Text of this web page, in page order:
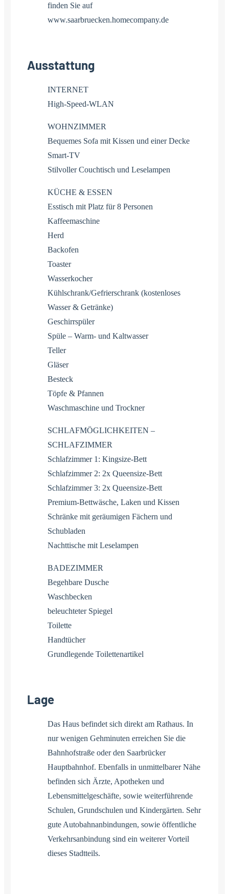
finden Sie auf
www.saarbruecken.homecompany.de
Ausstattung
INTERNET
High-Speed-WLAN
WOHNZIMMER
Bequemes Sofa mit Kissen und einer Decke
Smart-TV
Stilvoller Couchtisch und Leselampen
KÜCHE & ESSEN
Esstisch mit Platz für 8 Personen
Kaffeemaschine
Herd
Backofen
Toaster
Wasserkocher
Kühlschrank/Gefrierschrank (kostenloses
Wasser & Getränke)
Geschirrspüler
Spüle – Warm- und Kaltwasser
Teller
Gläser
Besteck
Töpfe & Pfannen
Waschmaschine und Trockner
SCHLAFMÖGLICHKEITEN –
SCHLAFZIMMER
Schlafzimmer 1: Kingsize-Bett
Schlafzimmer 2: 2x Queensize-Bett
Schlafzimmer 3: 2x Queensize-Bett
Premium-Bettwäsche, Laken und Kissen
Schränke mit geräumigen Fächern und
Schubladen
Nachttische mit Leselampen
BADEZIMMER
Begehbare Dusche
Waschbecken
beleuchteter Spiegel
Toilette
Handtücher
Grundlegende Toilettenartikel
Lage
Das Haus befindet sich direkt am Rathaus. In
nur wenigen Gehminuten erreichen Sie die
Bahnhofstraße oder den Saarbrücker
Hauptbahnhof. Ebenfalls in unmittelbarer Nähe
befinden sich Ärzte, Apotheken und
Lebensmittelgeschäfte, sowie weiterführende
Schulen, Grundschulen und Kindergärten. Sehr
gute Autobahnanbindungen, sowie öffentliche
Verkehrsanbindung sind ein weiterer Vorteil
dieses Stadtteils.